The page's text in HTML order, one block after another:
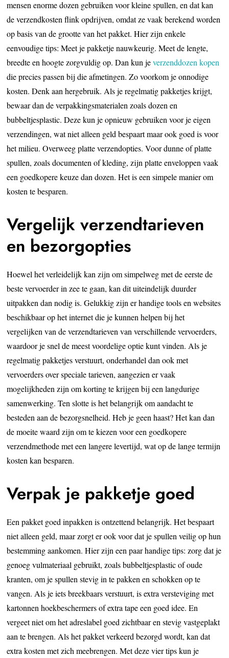
mensen enorme dozen gebruiken voor kleine spullen, en dat kan
de verzendkosten flink opdrijven, omdat ze vaak berekend worden
op basis van de grootte van het pakket. Hier zijn enkele
eenvoudige tips: Meet je pakketje nauwkeurig. Meet de lengte,
breedte en hoogte zorgvuldig op. Dan kun jeverzenddozen kopen
die precies passen bij die afmetingen. Zo voorkom je onnodige
kosten. Denk aan hergebruik. Als je regelmatig pakketjes krijgt,
bewaar dan de verpakkingsmaterialen zoals dozen en
bubbeltjesplastic. Deze kun je opnieuw gebruiken voor je eigen
verzendingen, wat niet alleen geld bespaart maar ook goed is voor
het milieu. Overweeg platte verzendopties. Voor dunne of platte
spullen, zoals documenten of kleding, zijn platte enveloppen vaak
een goedkopere keuze dan dozen. Het is een simpele manier om
kosten te besparen.
Vergelijk verzendtarieven
en bezorgopties
Hoewel het verleidelijk kan zijn om simpelweg met de eerste de
beste vervoerder in zee te gaan, kan dit uiteindelijk duurder
uitpakken dan nodig is. Gelukkig zijn er handige tools en websites
beschikbaar op het internet die je kunnen helpen bij het
vergelijken van de verzendtarieven van verschillende vervoerders,
waardoor je snel de meest voordelige optie kunt vinden. Als je
regelmatig pakketjes verstuurt, onderhandel dan ook met
vervoerders over speciale tarieven, aangezien er vaak
mogelijkheden zijn om korting te krijgen bij een langdurige
samenwerking. Ten slotte is het belangrijk om aandacht te
besteden aan de bezorgsnelheid. Heb je geen haast? Het kan dan
de moeite waard zijn om te kiezen voor een goedkopere
verzendmethode met een langere levertijd, wat op de lange termijn
kosten kan besparen.
Verpak je pakketje goed
Een pakket goed inpakken is ontzettend belangrijk. Het bespaart
niet alleen geld, maar zorgt er ook voor dat je spullen veilig op hun
bestemming aankomen. Hier zijn een paar handige tips: zorg dat je
genoeg vulmateriaal gebruikt, zoals bubbeltjesplastic of oude
kranten, om je spullen stevig in te pakken en schokken op te
vangen. Als je iets breekbaars verstuurt, is extra versteviging met
kartonnen hoekbeschermers of extra tape een goed idee. En
vergeet niet om het adreslabel goed zichtbaar en stevig vastgeplakt
aan te brengen. Als het pakket verkeerd bezorgd wordt, kan dat
extra kosten met zich meebrengen. Met deze vier tips kun je